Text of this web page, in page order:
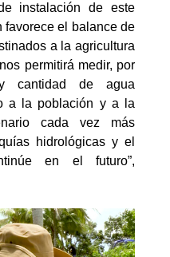
instalación de este
favorece el balance de
a la agricultura
permitirá medir, por
cantidad de agua
a la población y a la
cada vez más
hidrológicas y el
en el futuro”,